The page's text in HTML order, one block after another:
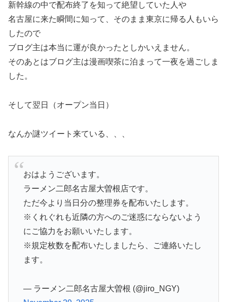
新幹線の中で配布終了を知って絶望していた人や
名古屋に来た瞬間に知って、そのまま東京に帰る人もいら
したので
ブログ主は本当に運が良かったとしかいえません。
そのあとはブログ主は漫画喫茶に泊まって一夜を過ごしま
した。
そして翌日（オープン当日）
なんか謎ツイート来ている、、、
おはようございます。
ラーメン二郎名古屋大曽根店です。
ただ今より当日分の整理券を配布いたします。
※くれぐれも近隣の方へのご迷惑にならないよう
にご協力をお願いいたします。
※規定枚数を配布いたしましたら、ご連絡いたし
ます。
— ラーメン二郎名古屋大曽根 (@jiro_NGY)